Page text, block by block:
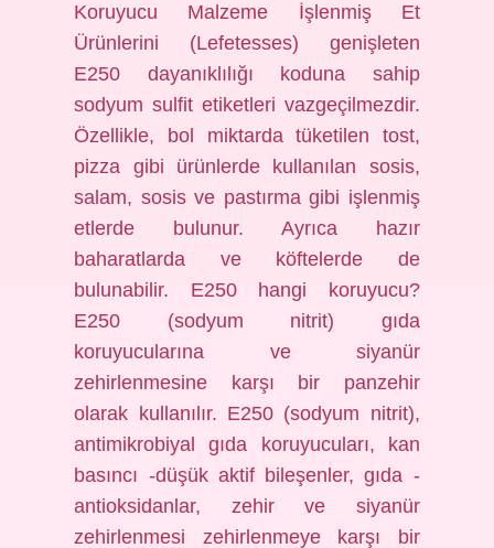
Koruyucu Malzeme İşlenmiş Et
Ürünlerini (Lefetesses) genişleten
E250 dayanıklılığı koduna sahip
sodyum sulfit etiketleri vazgeçilmezdir.
Özellikle, bol miktarda tüketilen tost,
pizza gibi ürünlerde kullanılan sosis,
salam, sosis ve pastırma gibi işlenmiş
etlerde bulunur. Ayrıca hazır
baharatlarda ve köftelerde de
bulunabilir. E250 hangi koruyucu?
E250 (sodyum nitrit) gıda
koruyucularına ve siyanür
zehirlenmesine karşı bir panzehir
olarak kullanılır. E250 (sodyum nitrit),
antimikrobiyal gıda koruyucuları, kan
basıncı -düşük aktif bileşenler, gıda -
antioksidanlar, zehir ve siyanür
zehirlenmesi zehirlenmeye karşı bir